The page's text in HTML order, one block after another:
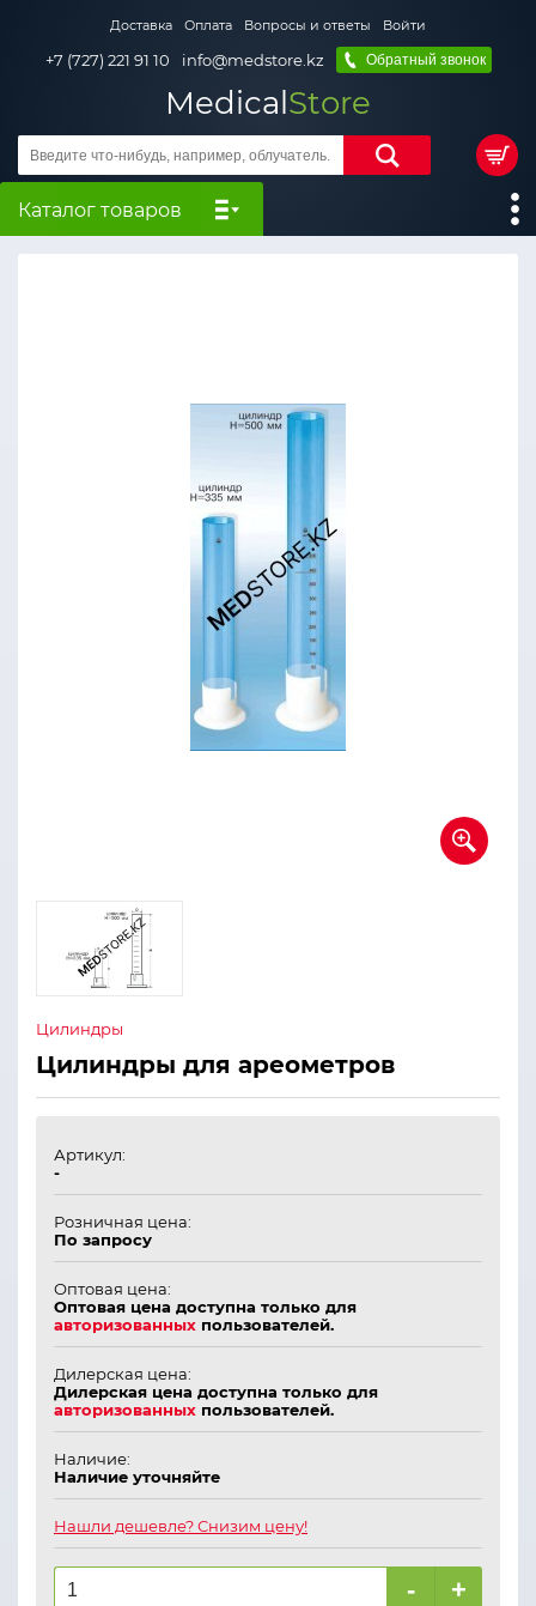
Доставка Оплата Вопросы и ответы Войти
+7 (727) 221 91 10 info@medstore.kz Обратный звонок
MedicalStore
Каталог товаров
Цилиндры
Цилиндры для ареометров
Артикул:
-
Розничная цена:
По запросу
Оптовая цена:
Оптовая цена доступна только для
авторизованных пользователей.
Дилерская цена:
Дилерская цена доступна только для
авторизованных пользователей.
Наличие:
Наличие уточняйте
Нашли дешевле? Снизим цену!
- +